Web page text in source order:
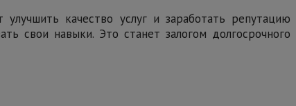
качество услуг и заработать репутацию
свои навыки. Это станет залогом долгосрочного